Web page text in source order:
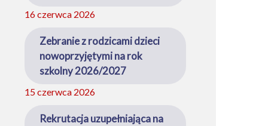
16 czerwca 2026
Zebranie z rodzicami dzieci
nowoprzyjętymi na rok
szkolny 2026/2027
15 czerwca 2026
Rekrutacja uzupełniająca na